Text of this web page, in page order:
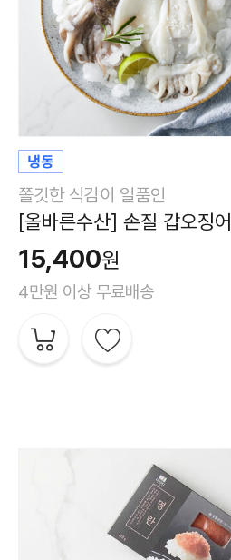
쫄깃한 식감이 일품인
[올바른수산] 손질 갑오징어
15,400원
4만원 이상 무료배송